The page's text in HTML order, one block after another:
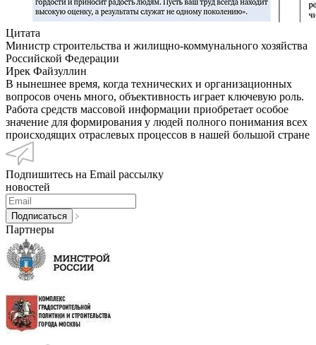
Цитата
Министр строительства и жилищно-коммунального хозяйства
Российской Федерации
Ирек Файзуллин
В нынешнее время, когда технических и организационных
вопросов очень много, объективность играет ключевую роль.
Работа средств массовой информации приобретает особое
значение для формирования у людей полного понимания всех
происходящих отраслевых процессов в нашей большой стране
Подпишитесь на Email рассылку
новостей
Партнеры